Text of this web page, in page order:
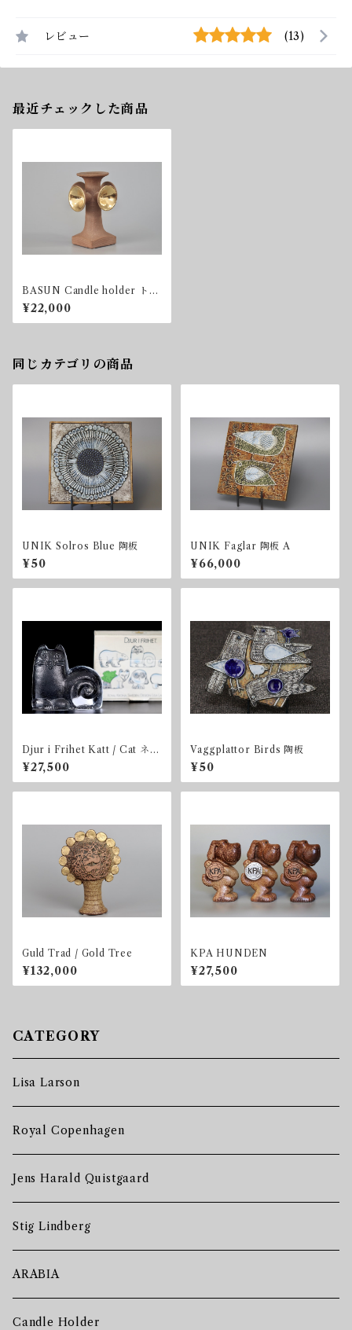
レビュー (13)
最近チェックした商品
BASUN Candle holder トラ
ンペット
¥22,000
同じカテゴリの商品
UNIK Solros Blue 陶板
¥50
UNIK Faglar 陶板 A
¥66,000
Djur i Frihet Katt / Cat ネコ
BOX付き
¥27,500
Vaggplattor Birds 陶板
¥50
Guld Trad / Gold Tree
¥132,000
KPA HUNDEN
¥27,500
CATEGORY
Lisa Larson
Royal Copenhagen
Jens Harald Quistgaard
Stig Lindberg
ARABIA
Candle Holder